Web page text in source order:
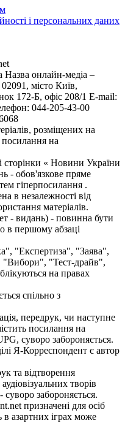
і персональних даних
Назва онлайн-медіа –
місто Київ,
172-Б, офіс 208/1 E-mail:
044-205-43-00
розміщених на
посилання на
сторінки « Новини України
- обов'язкове пряме
гіперпосилання .
в незалежності від
матеріалів.
- видань) - повинна бути
в першому абзаці
"Експертиза", "Заява",
"Вибори", "Тест-драйв",
на правах
спільно з
передрук, чи наступне
посилання на
суворо забороняється.
Я-Корреспондент є автор
та відтворення
творів
забороняється.
призначені для осіб
азартних іграх може